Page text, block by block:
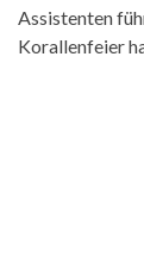
Assistenten
Korallenfeier